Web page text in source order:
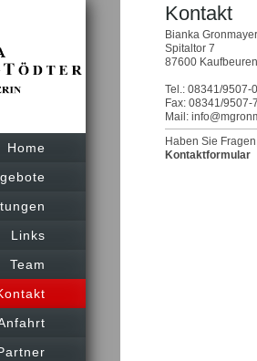
Home
Links
Team
Kontakt
Bianka
Spitaltor 7
87600 Kaufbeuren
Tel.: 08341/9507-0
Fax: 08341/9507-
Mail:
Haben Sie
Kontaktformular